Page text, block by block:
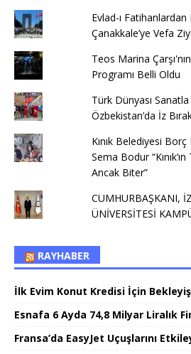
Evlad-ı
Çanakkale’ye Vefa
Teos Marina
Programı Belli Oldu
Türk Dünyası
Özbekistan’da İz
Kınık Belediyesi
Sema Bodur
Ancak Biter”
CUMHURBAŞKANI,
ÜNİVERSİTESİ
RAYHABER
İlk Evim Konut Kredisi İçin
Esnafa 6 Ayda 74,8 Milyar Liralık
Fransa’da EasyJet Uçuşlarını